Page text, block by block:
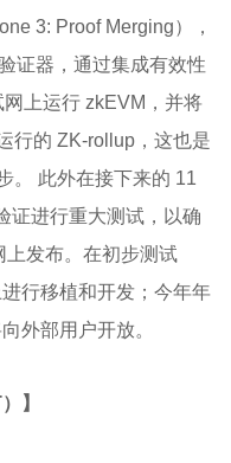
3: Proof Merging），
证器，通过集成有效性
上运行 zkEVM，并将
行的 ZK-rollup，这也是
。 此外在接下来的 11
证进行重大测试，以确
上发布。在初步测试
行移植和开发；今年年
外部用户开放。
】